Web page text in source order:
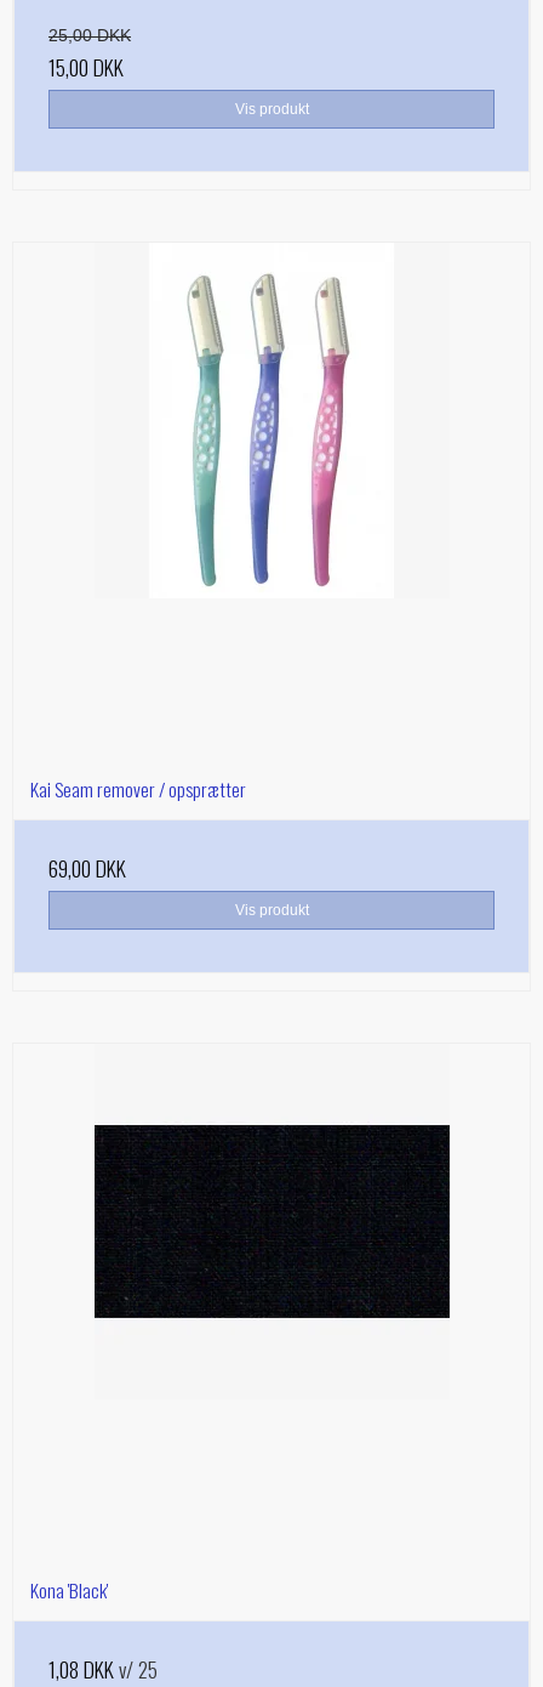
25,00 DKK
15,00 DKK
Vis produkt
Kai Seam remover / opsprætter
69,00 DKK
Vis produkt
Kona 'Black'
1,08 DKKv/ 25